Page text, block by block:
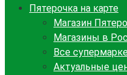
Пятерочка на карте
Магазин
Магазины в
Все
Актуальные